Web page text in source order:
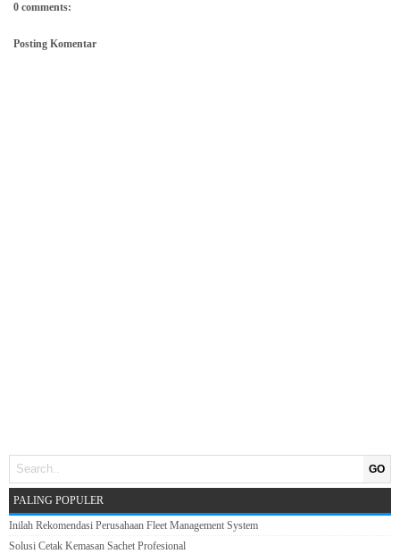
0 comments:
Posting Komentar
GO
PALING POPULER
Inilah Rekomendasi Perusahaan Fleet Management System
Solusi Cetak Kemasan Sachet Profesional